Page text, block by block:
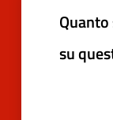
su